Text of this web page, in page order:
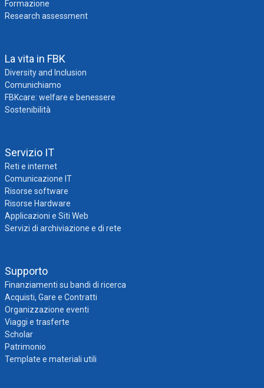
Formazione
Research assessment
La vita in FBK
Diversity and Inclusion
Comunichiamo
FBKcare: welfare e benessere
Sostenibilità
Servizio IT
Reti e internet
Comunicazione IT
Risorse software
Risorse Hardware
Applicazioni e Siti Web
Servizi di archiviazione e di rete
Supporto
Finanziamenti su bandi di ricerca
Acquisti, Gare e Contratti
Organizzazione eventi
Viaggi e trasferte
Scholar
Patrimonio
Template e materiali utili